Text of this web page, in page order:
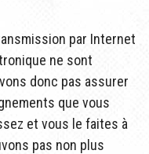
par Internet
ne sont
donc pas assurer
que vous
et vous le faites à
pas non plus